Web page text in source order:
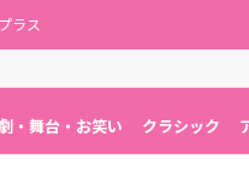
ラス
・舞台・お笑い クラシック